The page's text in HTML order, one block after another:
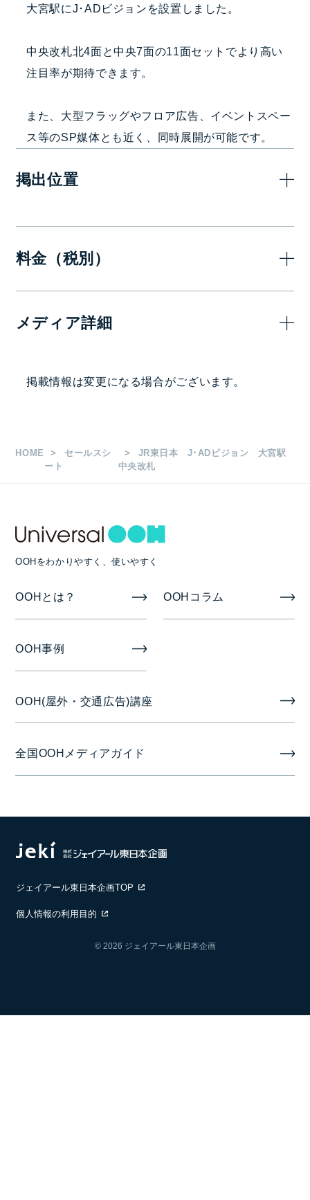
大宮駅にJ･ADビジョンを設置しました。
中央改札北4面と中央7面の11面セットでより高い
注目率が期待できます。
また、大型フラッグやフロア広告、イベントスペー
ス等のSP媒体とも近く、同時展開が可能です。
掲出位置
料金（税別）
28日(4週間)
15秒
メディア詳細
5:00～24:00
入稿素材
静止画（JPG）または動画（WMV）
毎月第1月曜日
音声
2024年度放映スケジュール
月 放映開始日 放映終了日
4月（5週） 4月1日 5月5日
5月（4週） 5月6日 6月2日
掲載情報は変更になる場合がございます。
HOME
セールスシ
ート
JR東日本 J･ADビジョン 大宮駅
中央改札
OOHをわかりやすく、使いやすく
OOHとは？ OOHコラム
OOH事例
OOH(屋外・交通広告)講座
全国OOHメディアガイド
ジェイアール東日本企画TOP
個人情報の利用目的
© 2026 ジェイアール東日本企画